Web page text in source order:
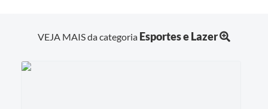
VEJA MAIS da categoria Esportes e Lazer